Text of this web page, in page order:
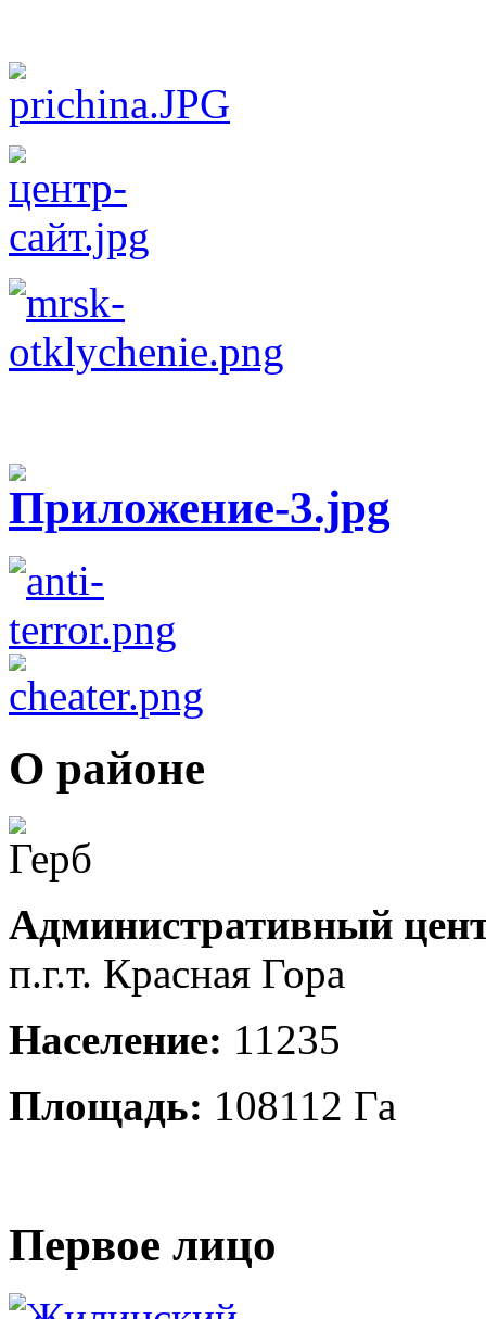
О районе
Административный
п.г.т. Красная Гора
Население: 11235
Площадь: 108112 Га
Первое лицо